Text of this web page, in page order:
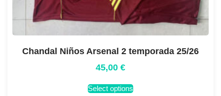
Chandal Niños Arsenal 2 temporada 25/26
45,00 €
Select options